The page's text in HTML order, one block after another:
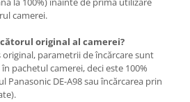
camerei.
original al camerei?
parametrii de încărcare sunt
pachetul camerei, deci este 100%
DE-A98 sau încărcarea prin